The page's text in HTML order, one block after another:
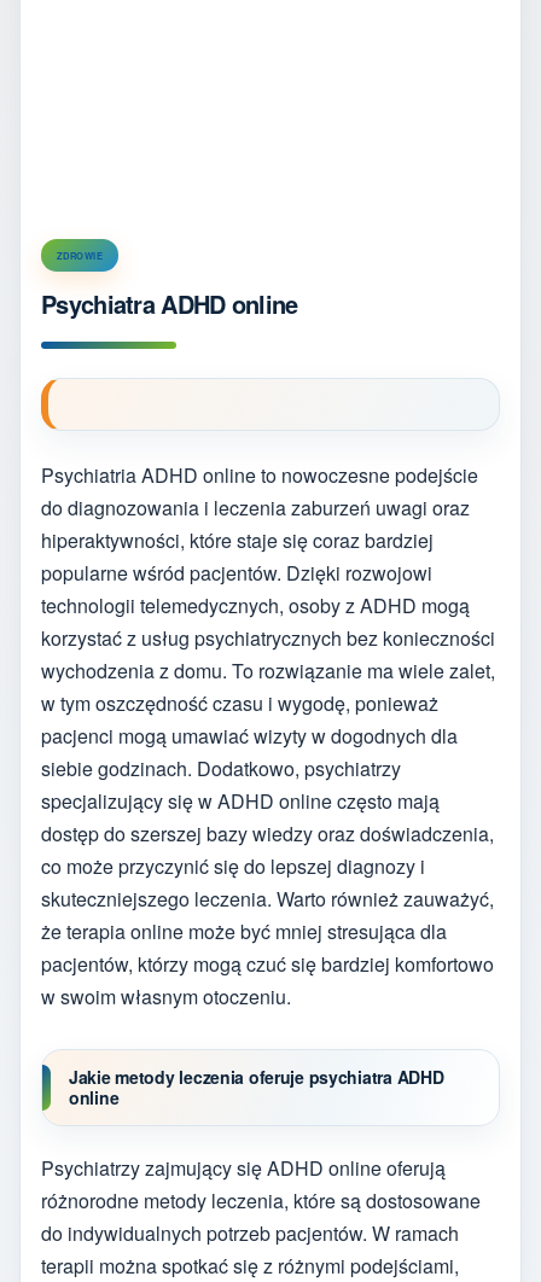
ZDROWIE
Psychiatra ADHD online
Psychiatria ADHD online to nowoczesne podejście
do diagnozowania i leczenia zaburzeń uwagi oraz
hiperaktywności, które staje się coraz bardziej
popularne wśród pacjentów. Dzięki rozwojowi
technologii telemedycznych, osoby z ADHD mogą
korzystać z usług psychiatrycznych bez konieczności
wychodzenia z domu. To rozwiązanie ma wiele zalet,
w tym oszczędność czasu i wygodę, ponieważ
pacjenci mogą umawiać wizyty w dogodnych dla
siebie godzinach. Dodatkowo, psychiatrzy
specjalizujący się w ADHD online często mają
dostęp do szerszej bazy wiedzy oraz doświadczenia,
co może przyczynić się do lepszej diagnozy i
skuteczniejszego leczenia. Warto również zauważyć,
że terapia online może być mniej stresująca dla
pacjentów, którzy mogą czuć się bardziej komfortowo
w swoim własnym otoczeniu.
Jakie metody leczenia oferuje psychiatra ADHD
online
Psychiatrzy zajmujący się ADHD online oferują
różnorodne metody leczenia, które są dostosowane
do indywidualnych potrzeb pacjentów. W ramach
terapii można spotkać się z różnymi podejściami,